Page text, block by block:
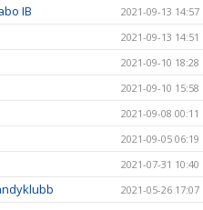
IB 2021-09-13 14:57
2021-09-13 14:51
2021-09-10 18:28
2021-09-10 15:58
2021-09-08 00:11
2021-09-05 06:19
2021-07-31 10:40
2021-05-26 17:07